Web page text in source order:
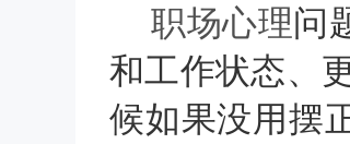
职场心理问
和工作状态、
候如果没用摆